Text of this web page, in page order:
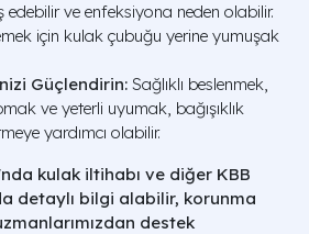
edebilir ve enfeksiyona neden olabilir.
için kulak çubuğu yerine yumuşak
Güçlendirin: Sağlıklı beslenmek,
ve yeterli uyumak, bağışıklık
yardımcı olabilir.
kulak iltihabı ve diğer KBB
detaylı bilgi alabilir, korunma
destek